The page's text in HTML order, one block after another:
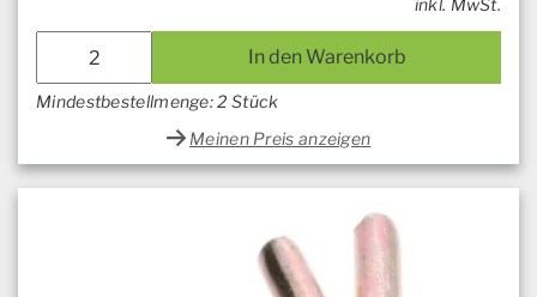
inkl. MwSt.
In den Warenkorb
Mindestbestellmenge: 2 Stück
Meinen Preis anzeigen